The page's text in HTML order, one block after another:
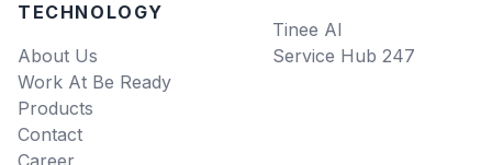
TECHNOLOGY
About Us
Work At Be Ready
Products
Contact
Tinee AI
Service Hub 247